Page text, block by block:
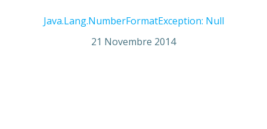
Java.Lang.NumberFormatException: Null
21 Novembre 2014